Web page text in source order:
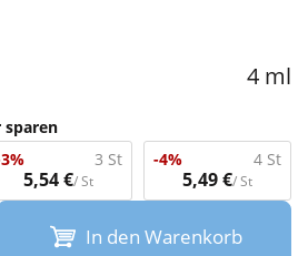
4 ml
sparen
3 St
5,54 €/ St
-4% 4 St
5,49 €/ St
In den Warenkorb